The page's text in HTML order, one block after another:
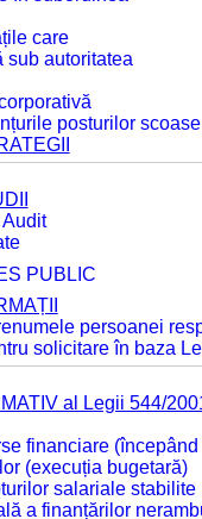
care
sub autoritatea
posturilor
PUBLIC
persoanei
solicitare în baza
al Legii 544/
financiare
(execuția bugetară)
salariale
a finanțărilor